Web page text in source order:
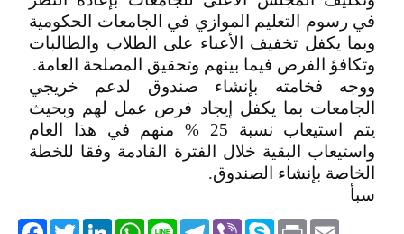
في رسوم التعليم الموازي في الجامعات الحكومية
وبما يكفل تخفيف الأعباء على الطلاب والطالبات
وتكافؤ الفرص فيما بينهم وتحقيق المصلحة العامة.
ووجه فخامته بإنشاء صندوق لدعم خريجي
الجامعات بما يكفل إيجاد فرص عمل لهم وبحيث
يتم استيعاب نسبة 25 % منهم في هذا العام
واستيعاب البقية خلال الفترة القادمة وفقا للخطة
الخاصة بإنشاء الصندوق.
سبأ
TwitterLinkedIn
WhatsApp Line
Telegram ViberSkype PrintEmail